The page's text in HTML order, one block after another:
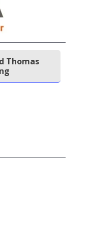
Thomas